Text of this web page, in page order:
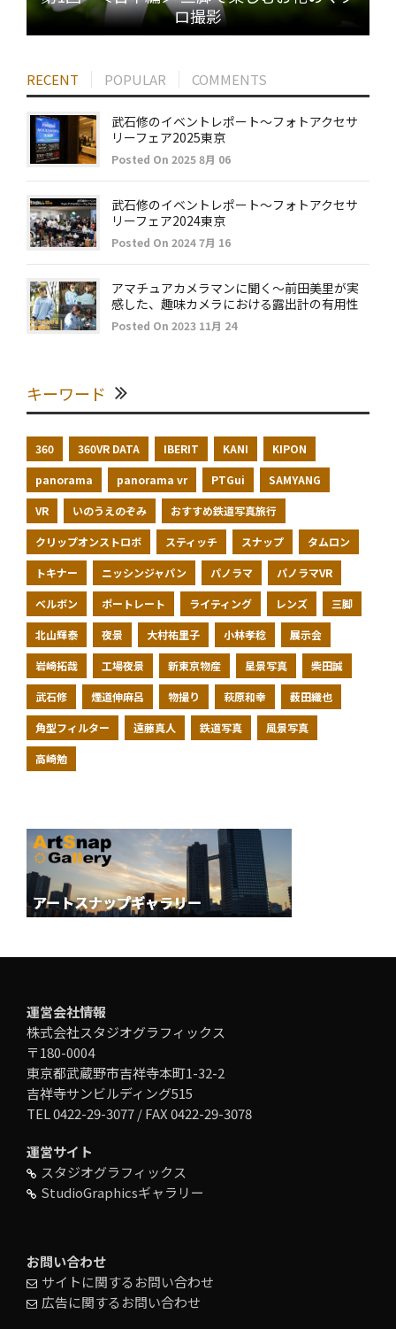
ロ撮影
RECENT POPULAR COMMENTS
武石修のイベントレポート～フォトアクセサ
リーフェア2025東京
Posted On 2025 8月 06
武石修のイベントレポート～フォトアクセサ
リーフェア2024東京
Posted On 2024 7月 16
アマチュアカメラマンに聞く～前田美里が実
感した、趣味カメラにおける露出計の有用性
Posted On 2023 11月 24
キーワード
360 360VR DATA IBERIT KANI KIPON
panorama panorama vr PTGui SAMYANG
VR いのうえのぞみ おすすめ鉄道写真旅行
クリップオンストロボ スティッチ スナップ タムロン
トキナー ニッシンジャパン パノラマ パノラマVR
ベルボン ポートレート ライティング レンズ 三脚
北山輝泰 夜景 大村祐里子 小林孝稔 展示会
岩崎拓哉 工場夜景 新東京物産 星景写真 柴田誠
武石修 煙道伸麻呂 物撮り 萩原和幸 薮田織也
角型フィルター 遠藤真人 鉄道写真 風景写真
高崎勉
運営会社情報
株式会社スタジオグラフィックス
〒180-0004
東京都武蔵野市吉祥寺本町1-32-2
吉祥寺サンビルディング515
TEL 0422-29-3077 / FAX 0422-29-3078
運営サイト
スタジオグラフィックス
StudioGraphicsギャラリー
お問い合わせ
サイトに関するお問い合わせ
広告に関するお問い合わせ